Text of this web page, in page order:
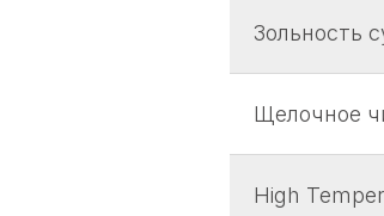
Зольность
Щелочное
High